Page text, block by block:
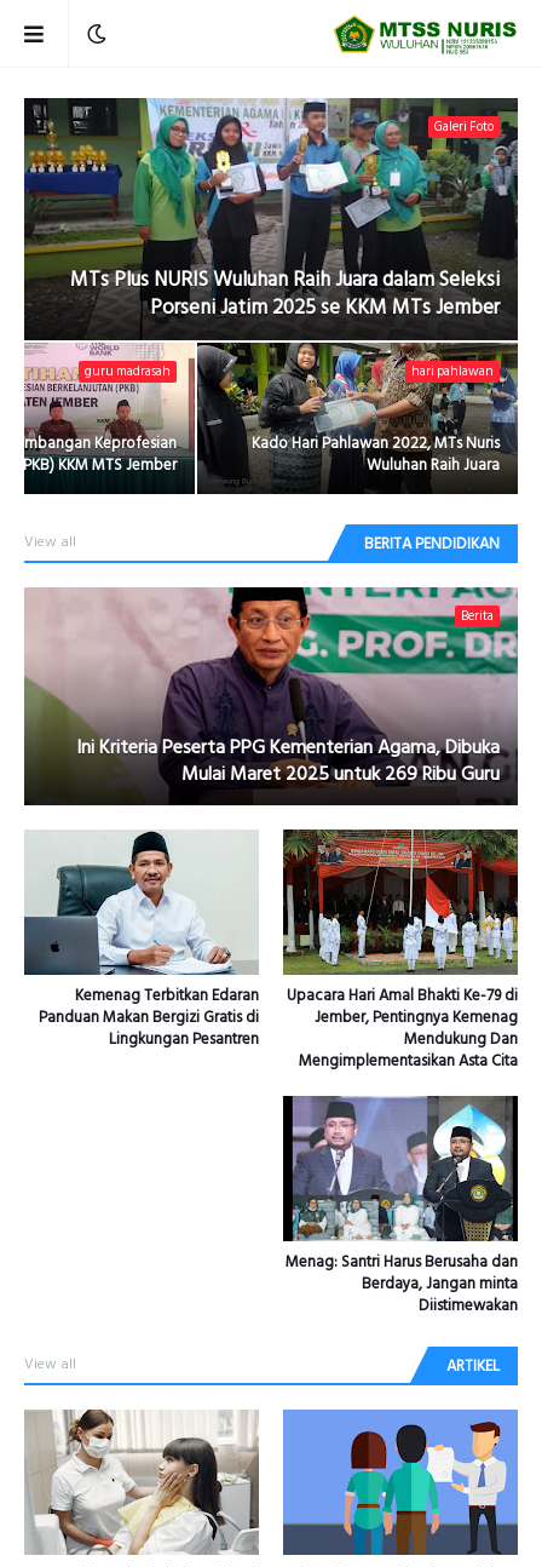
Galeri Foto
MTs Plus NURIS Wuluhan Raih Juara dalam Seleksi
Porseni Jatim 2025 se KKM MTs Jember
hari pahlawan
Kado Hari Pahlawan 2022, MTs Nuris
Wuluhan Raih Juara
guru madrasah
Keprofesian
(PKB) KKM MTS Jember
BERITA PENDIDIKAN
View all
Berita
Ini Kriteria Peserta PPG Kementerian Agama, Dibuka
Mulai Maret 2025 untuk 269 Ribu Guru
Upacara Hari Amal Bhakti Ke-79 di
Jember, Pentingnya Kemenag
Mendukung Dan
Mengimplementasikan Asta Cita
Kemenag Terbitkan Edaran
Panduan Makan Bergizi Gratis di
Lingkungan Pesantren
Menag: Santri Harus Berusaha dan
Berdaya, Jangan minta
Diistimewakan
ARTIKEL
View all